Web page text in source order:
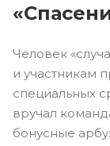
Человек
и участникам
специальных
вручал
бонусные